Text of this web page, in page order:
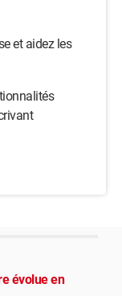
et aidez les
évolue en